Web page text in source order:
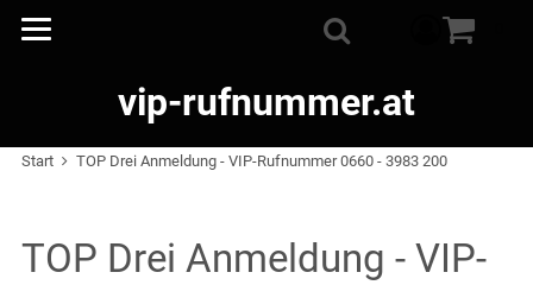
vip-rufnummer.at
Start TOP Drei Anmeldung - VIP-Rufnummer 0660 - 3983 200
TOP Drei Anmeldung - VIP-